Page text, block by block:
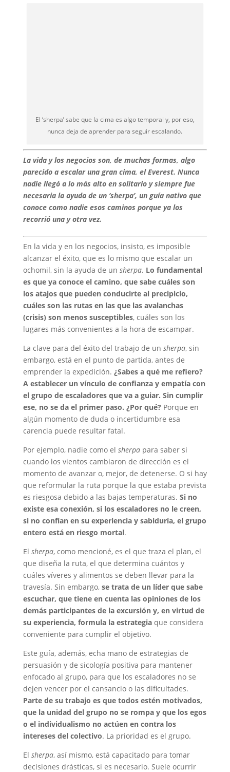
El ‘sherpa’ sabe que la cima es algo temporal y, por eso,
nunca deja de aprender para seguir escalando.
La vida y los negocios son, de muchas formas, algo
parecido a escalar una gran cima, el Everest. Nunca
nadie llegó a lo más alto en solitario y siempre fue
necesaria la ayuda de un ‘sherpa’, un guía nativo que
conoce como nadie esos caminos porque ya los
recorrió una y otra vez.
En la vida y en los negocios, insisto, es imposible
alcanzar el éxito, que es lo mismo que escalar un
ochomil, sin la ayuda de un sherpa. Lo fundamental
es que ya conoce el camino, que sabe cuáles son
los atajos que pueden conducirte al precipicio,
cuáles son las rutas en las que las avalanchas
(crisis) son menos susceptibles, cuáles son los
lugares más convenientes a la hora de escampar.
La clave para del éxito del trabajo de un sherpa, sin
embargo, está en el punto de partida, antes de
emprender la expedición. ¿Sabes a qué me refiero?
A establecer un vínculo de confianza y empatía con
el grupo de escaladores que va a guiar. Sin cumplir
ese, no se da el primer paso. ¿Por qué?Porque en
algún momento de duda o incertidumbre esa
carencia puede resultar fatal.
Por ejemplo, nadie como el sherpapara saber si
cuando los vientos cambiaron de dirección es el
momento de avanzar o, mejor, de detenerse. O si hay
que reformular la ruta porque la que estaba prevista
es riesgosa debido a las bajas temperaturas. Si no
existe esa conexión, si los escaladores no le creen,
si no confían en su experiencia y sabiduría, el grupo
entero está en riesgo mortal.
El sherpa, como mencioné, es el que traza el plan, el
que diseña la ruta, el que determina cuántos y
cuáles víveres y alimentos se deben llevar para la
travesía. Sin embargo, se trata de un líder que sabe
escuchar, que tiene en cuenta las opiniones de los
demás participantes de la excursión y, en virtud de
su experiencia, formula la estrategiaque considera
conveniente para cumplir el objetivo.
Este guía, además, echa mano de estrategias de
persuasión y de sicología positiva para mantener
enfocado al grupo, para que los escaladores no se
dejen vencer por el cansancio o las dificultades.
Parte de su trabajo es que todos estén motivados,
que la unidad del grupo no se rompa y que los egos
o el individualismo no actúen en contra los
intereses del colectivo. La prioridad es el grupo.
El sherpa, así mismo, está capacitado para tomar
decisiones drásticas, si es necesario. Suele ocurrir